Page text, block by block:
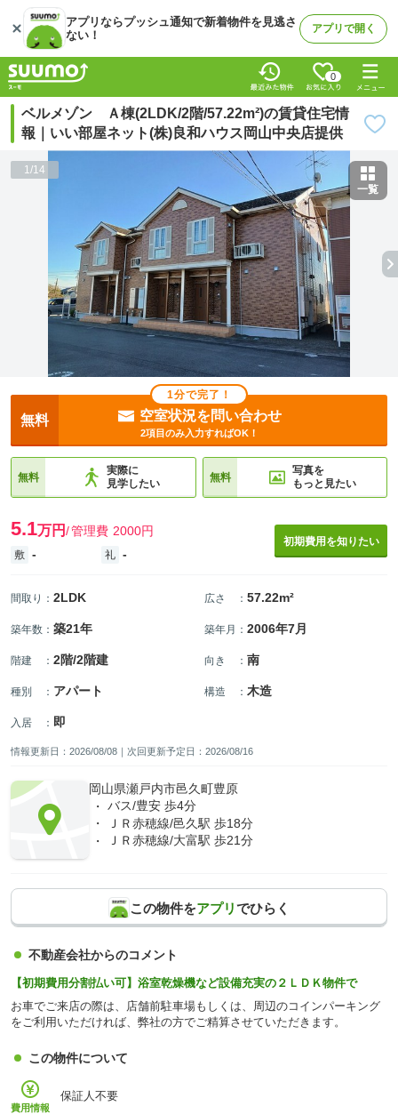
アプリならプッシュ通知で新着物件を見逃さ
ない！
アプリで開く
0
ベルメゾン Ａ棟(2LDK/2階/57.22m²)の賃貸住宅情
報｜いい部屋ネット(株)良和ハウス岡山中央店提供
1/14
一覧
1分で完了！
無料 空室状況を問い合わせ
2項目のみ入力すればOK！
無料
実際に
見学したい
無料
写真を
もっと見たい
5.1万円 管理費 2000円
敷 - 礼 -
初期費用を知りたい
間取り ： 2LDK 広さ ： 57.22m²
築年数 ： 築21年 築年月 ： 2006年7月
階建 ： 2階/2階建 向き ： 南
種別 ： アパート 構造 ： 木造
入居 ： 即
情報更新日：2026/08/08｜次回更新予定日：2026/08/16
岡山県瀬戸内市邑久町豊原
バス/豊安 歩4分
ＪＲ赤穂線/邑久駅 歩18分
ＪＲ赤穂線/大富駅 歩21分
この物件をアプリでひらく
不動産会社からのコメント
【初期費用分割払い可】浴室乾燥機など設備充実の２ＬＤＫ物件で
お車でご来店の際は、店舗前駐車場もしくは、周辺のコインパーキング
をご利用いただければ、弊社の方でご精算させていただきます。
この物件について
費用情報
保証人不要